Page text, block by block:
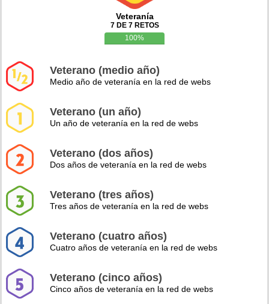
Veteranía
7 DE 7 RETOS
100%
Veterano (medio año)
Medio año de veteranía en la red de webs
Veterano (un año)
Un año de veteranía en la red de webs
Veterano (dos años)
Dos años de veteranía en la red de webs
Veterano (tres años)
Tres años de veteranía en la red de webs
Veterano (cuatro años)
Cuatro años de veteranía en la red de webs
Veterano (cinco años)
Cinco años de veteranía en la red de webs